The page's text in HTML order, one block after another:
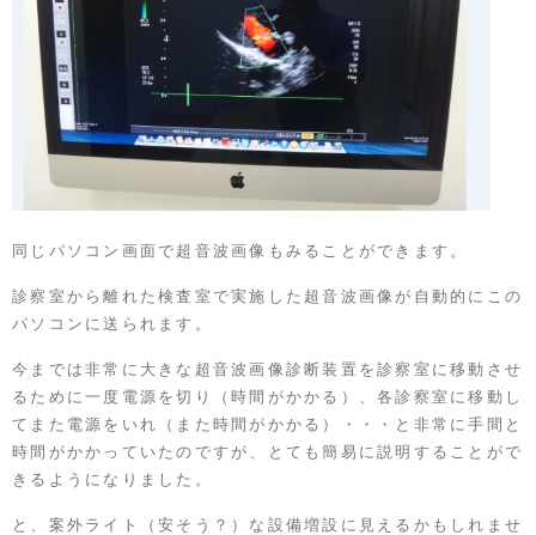
同じパソコン画面で超音波画像もみることができます。
診察室から離れた検査室で実施した超音波画像が自動的にこの
パソコンに送られます。
今までは非常に大きな超音波画像診断装置を診察室に移動させ
るために一度電源を切り（時間がかかる）、各診察室に移動し
てまた電源をいれ（また時間がかかる）・・・と非常に手間と
時間がかかっていたのですが、とても簡易に説明することがで
きるようになりました。
と、案外ライト（安そう？）な設備増設に見えるかもしれませ